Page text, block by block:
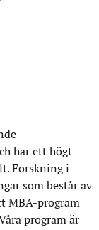
har ett högt
Forskning i
som består av
MBA-program
program är